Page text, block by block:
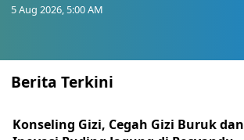
5 Aug 2026, 5:00 AM
Berita Terkini
Konseling Gizi, Cegah Gizi Buruk dan